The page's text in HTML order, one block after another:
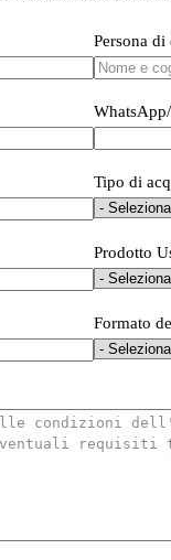
Persona di
Tipo di
Prodotto
Formato